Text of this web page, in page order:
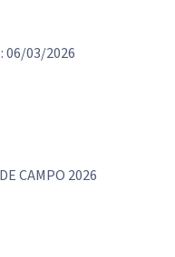
06/03/2026
CAMPO 2026